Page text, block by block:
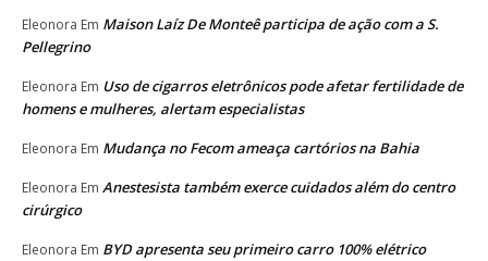
Eleonora Em Maison Laíz De Monteê participa de ação com a S.
Pellegrino
Eleonora Em Uso de cigarros eletrônicos pode afetar fertilidade de
homens e mulheres, alertam especialistas
Eleonora Em Mudança no Fecom ameaça cartórios na Bahia
Eleonora Em Anestesista também exerce cuidados além do centro
cirúrgico
Eleonora Em BYD apresenta seu primeiro carro 100% elétrico